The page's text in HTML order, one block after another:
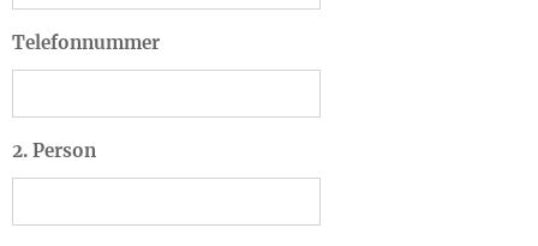
Telefonnummer
2. Person